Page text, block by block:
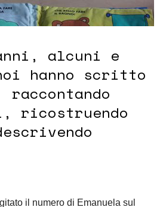
alcuni e
hanno scritto
ricostruendo
il numero di Emanuela sul